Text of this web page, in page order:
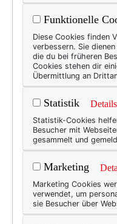
Funktionelle
Diese Cookies finden
verbessern. Sie
die du bei früheren
Cookies stehen dir
Übermittlung an
Statistik Details
Statistik-Cookies
Besucher mit
gesammelt und
Marketing
Marketing Cookies
verwendet, um
sie Besucher über